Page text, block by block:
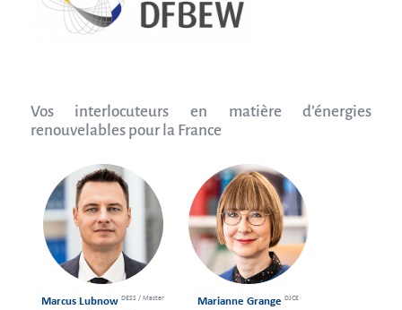
Vos interlocuteurs en matière d’énergies
renouvelables pour la France
Marcus LubnowDESS / Master Marianne GrangeDJCE